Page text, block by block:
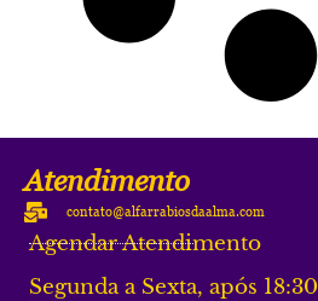
Atendimento
contato@alfarrabiosdaalma.com
Agendar Atendimento
Segunda a Sexta, após 18:30